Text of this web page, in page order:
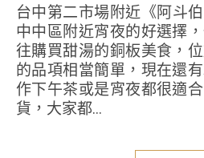
台中第二市場附近《阿斗伯冷凍芋》，一直是台
中中區附近宵夜的好選擇
往購買甜湯的銅板美食，
的品項相當簡單，現在還
作下午茶或是宵夜都很適
貨，大家都...